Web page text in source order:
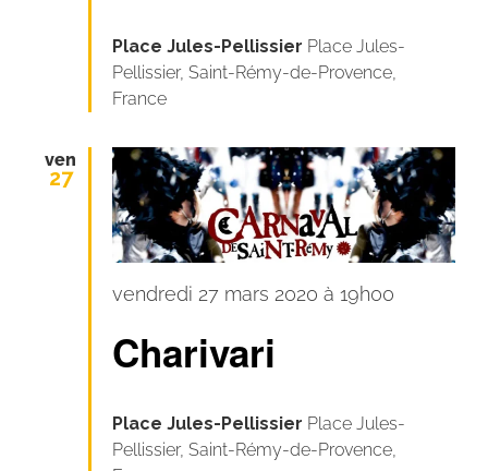
Place Jules-Pellissier Place Jules-
Pellissier, Saint-Rémy-de-Provence,
France
ven
27
Charivari
vendredi 27 mars 2020 à 19h00
Place Jules-Pellissier Place Jules-
Pellissier, Saint-Rémy-de-Provence,